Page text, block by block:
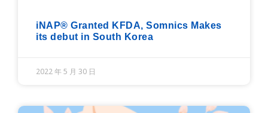
iNAP® Granted KFDA, Somnics Makes
its debut in South Korea
2022 年 5 月 30 日